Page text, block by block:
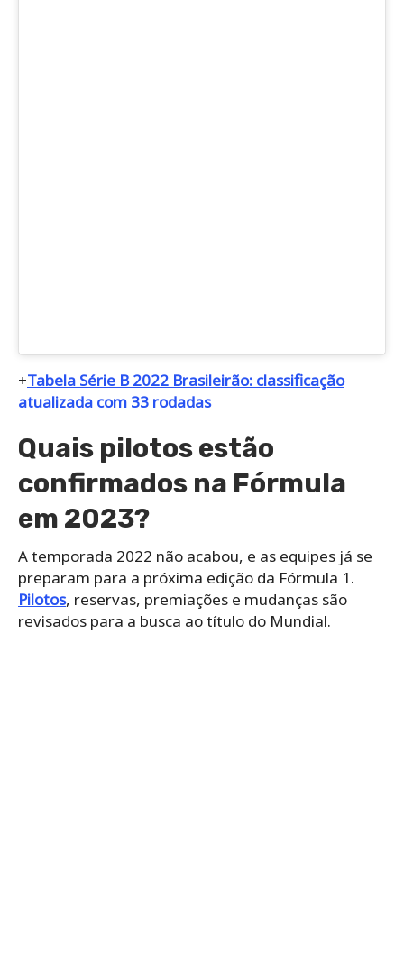
+Tabela Série B 2022 Brasileirão: classificação
atualizada com 33 rodadas
Quais pilotos estão
confirmados na Fórmula
em 2023?
A temporada 2022 não acabou, e as equipes já se
preparam para a próxima edição da Fórmula 1.
Pilotos, reservas, premiações e mudanças são
revisados para a busca ao título do Mundial.